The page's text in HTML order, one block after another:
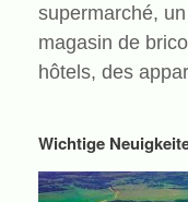
supermarché,
magasin de
hôtels, des
Wichtige